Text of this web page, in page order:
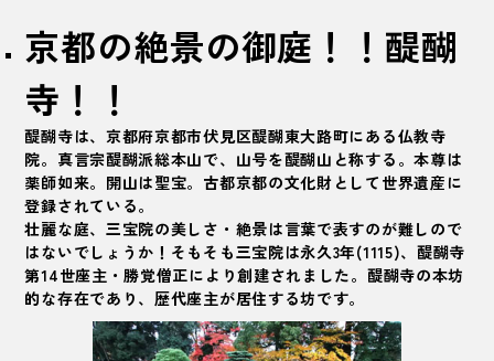
京都の絶景の御庭！！醍醐
寺！！
醍醐寺は、京都府京都市伏見区醍醐東大路町にある仏教寺
院。真言宗醍醐派総本山で、山号を醍醐山と称する。本尊は
薬師如来。開山は聖宝。古都京都の文化財として世界遺産に
登録されている。
壮麗な庭、三宝院の美しさ・絶景は言葉で表すのが難しので
はないでしょうか！そもそも三宝院は永久3年(1115)、醍醐寺
第14世座主・勝覚僧正により創建されました。醍醐寺の本坊
的な存在であり、歴代座主が居住する坊です。